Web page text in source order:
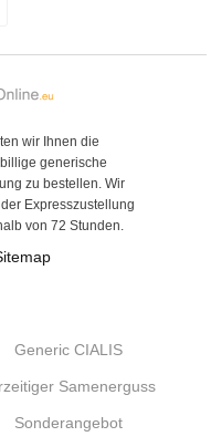
wir Ihnen die
generische
zu bestellen. Wir
Expresszustellung
von 72 Stunden.
Generic CIALIS
Samenerguss
Sonderangebot